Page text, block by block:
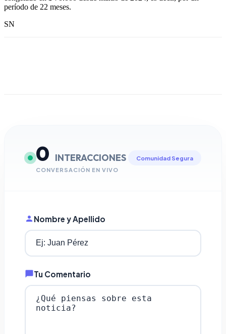
período de 22 meses.
SN
0 INTERACCIONES
CONVERSACIÓN EN VIVO
Comunidad Segura
Nombre y Apellido
Tu Comentario